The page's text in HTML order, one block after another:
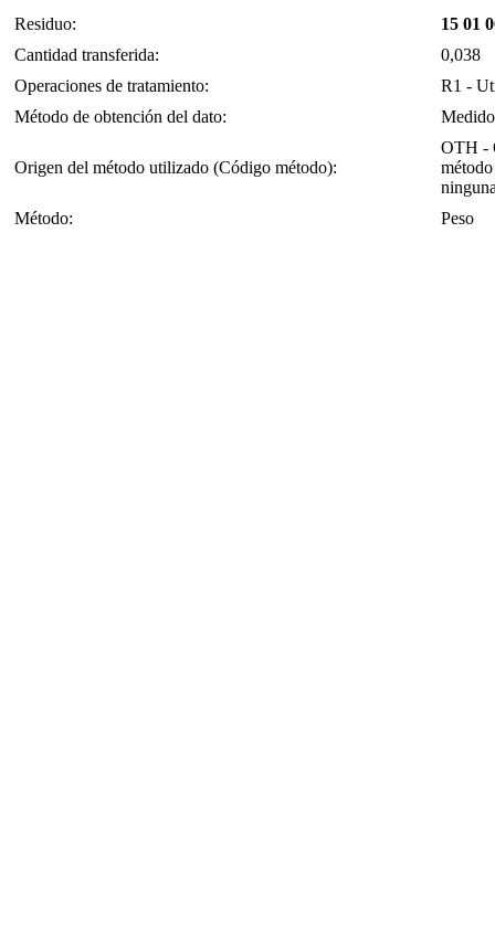
Residuo:
15 01
Cantidad transferida:
0,038
Operaciones de tratamiento:
R1 -
Método de obtención del dato:
Medido
Origen del método utilizado (Código método):
OTH -
Método:
Peso